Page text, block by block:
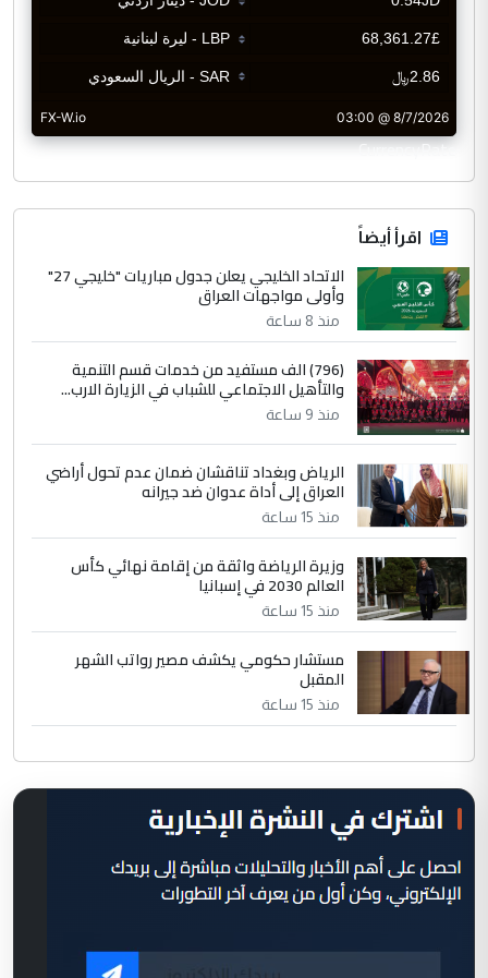
CurrencyRate
اقرأ أيضاً
الاتحاد الخليجي يعلن جدول مباريات "خليجي 27"
وأولى مواجهات العراق
منذ 8 ساعة
(796) الف مستفيد من خدمات قسم التنمية
والتأهيل الاجتماعي للشباب في الزيارة الارب...
منذ 9 ساعة
الرياض وبغداد تناقشان ضمان عدم تحول أراضي
العراق إلى أداة عدوان ضد جيرانه
منذ 15 ساعة
وزيرة الرياضة واثقة من إقامة نهائي كأس
العالم 2030 في إسبانيا
منذ 15 ساعة
مستشار حكومي يكشف مصير رواتب الشهر
المقبل
منذ 15 ساعة